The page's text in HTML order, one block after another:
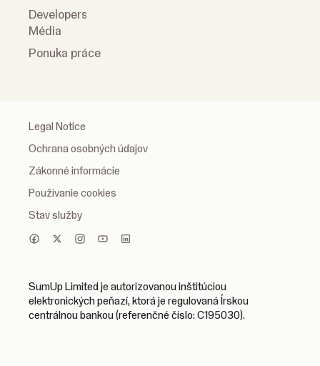
Developers
Média
Ponuka práce
Legal Notice
Ochrana osobných údajov
Zákonné informácie
Používanie cookies
Stav služby
SumUp Limited je autorizovanou inštitúciou
elektronických peňazí, ktorá je regulovaná Írskou
centrálnou bankou (referenčné číslo: C195030).